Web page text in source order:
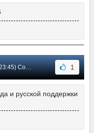
#2 1
и русской поддержки